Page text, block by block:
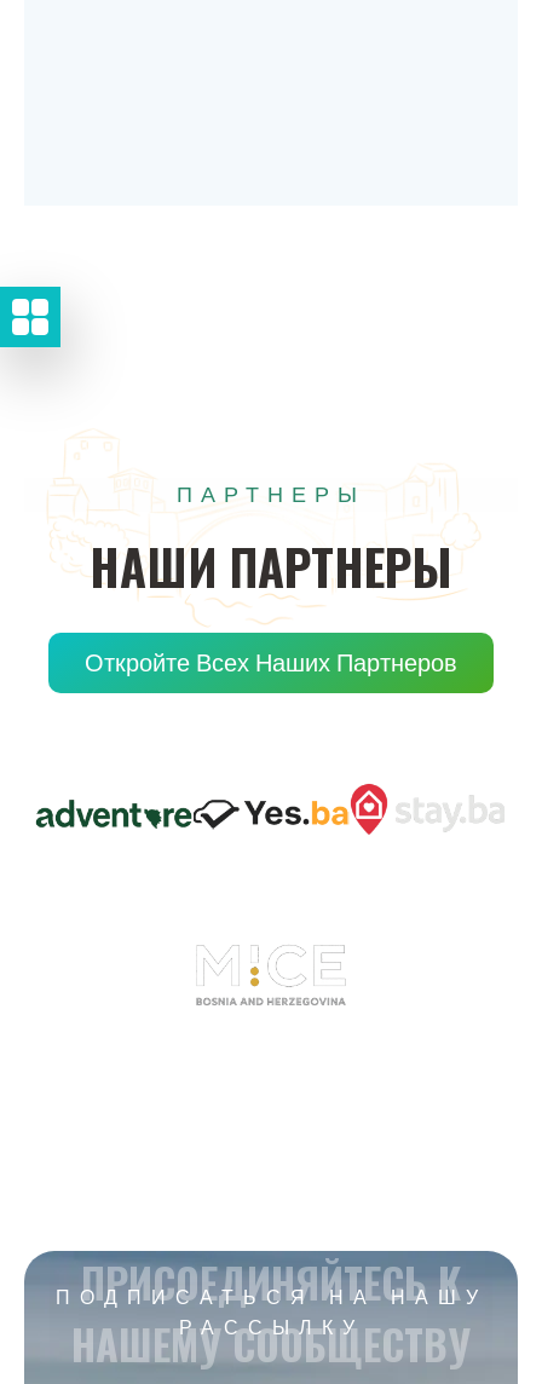
ПАРТНЕРЫ
НАШИ ПАРТНЕРЫ
Откройте Всех Наших Партнеров
ПОДПИСАТЬСЯ НА НАШУ
РАССЫЛКУ
ПРИСОЕДИНЯЙТЕСЬ К
НАШЕМУ СООБЩЕСТВУ